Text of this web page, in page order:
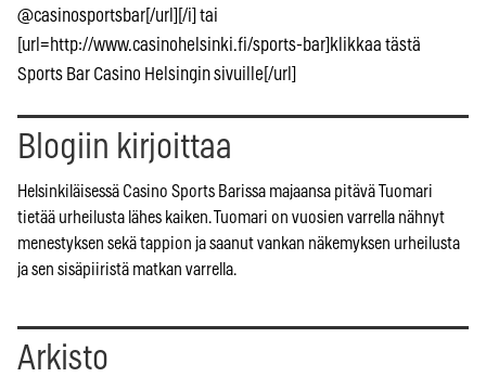
@casinosportsbar[/url][/i] tai
[url=http://www.casinohelsinki.fi/sports-bar]klikkaa tästä
Sports Bar Casino Helsingin sivuille[/url]
Blogiin kirjoittaa
Helsinkiläisessä Casino Sports Barissa majaansa pitävä Tuomari
tietää urheilusta lähes kaiken. Tuomari on vuosien varrella nähnyt
menestyksen sekä tappion ja saanut vankan näkemyksen urheilusta
ja sen sisäpiiristä matkan varrella.
Arkisto